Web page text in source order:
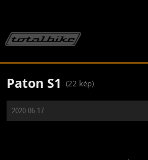
Paton S1 (22 kép)
2020.06.17.